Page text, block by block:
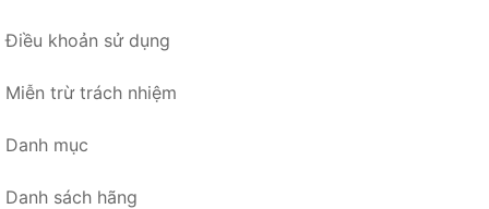
Điều khoản sử dụng
Miễn trừ trách nhiệm
Danh mục
Danh sách hãng